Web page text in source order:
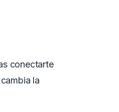
conectarte
la